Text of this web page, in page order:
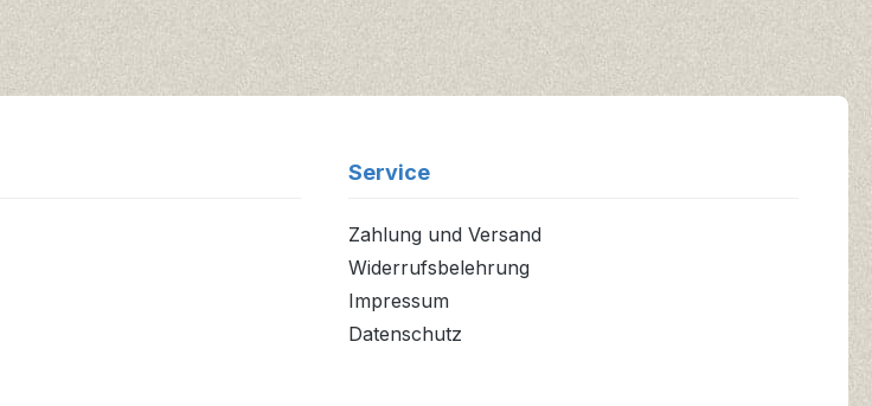
Service
Zahlung und Versand
Widerrufsbelehrung
Impressum
Datenschutz